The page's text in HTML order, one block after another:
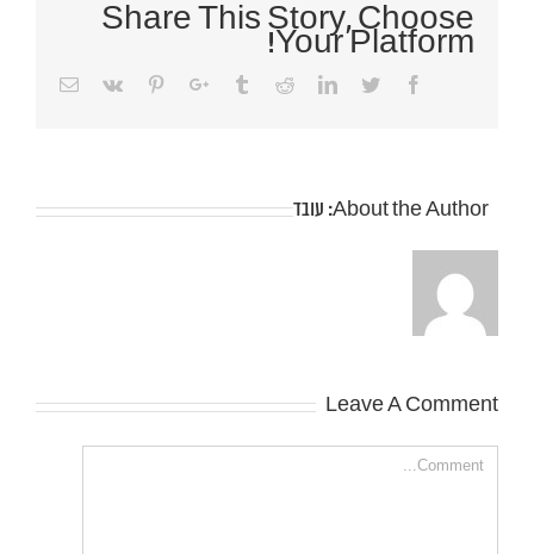
Share This Story, Choose
Your Platform!
Facebook
Twitter
Linkedin
Reddit
Tumblr
Google+
Pinterest
Vk
Email
About the Author: עובד
Leave A Comment
Comment